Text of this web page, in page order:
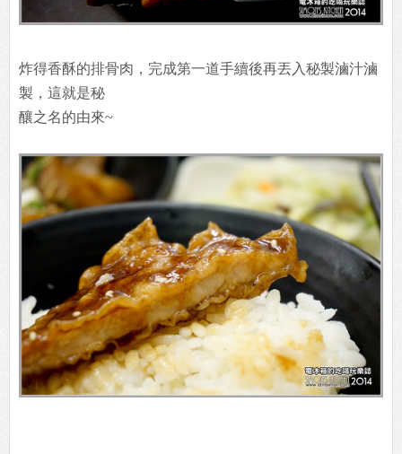
炸得香酥的排骨肉，完成第一道手續後再丟入秘製滷汁滷
製，這就是秘
釀之名的由來~